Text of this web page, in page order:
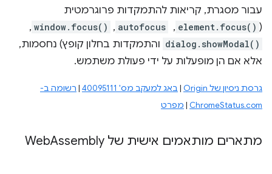
עבור מסגרת, קריאות להתמקדות פרוגרמטית
(
element.focus()
, ‏
autofocus
,‏
window.focus()
, ‏
dialog.showModal() והתמקדות בחלון קופץ) נחסמות,
אלא אם הן מופעלות על ידי פעולת משתמש.
גרסת ניסיון של Origin | באג למעקב מס' 40095111 | רשומה ב-
ChromeStatus.com
| מפרט
מתארים מותאמים אישית של Web Assembly